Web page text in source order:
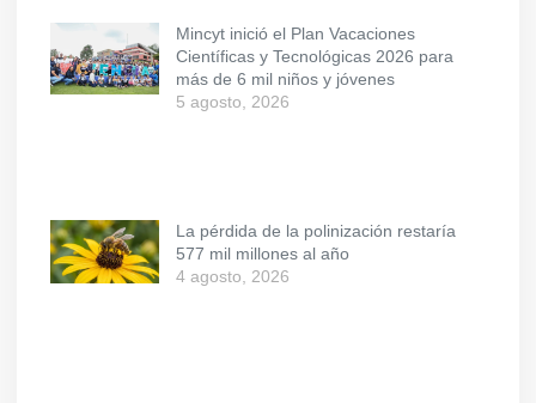
Mincyt inició el Plan Vacaciones
Científicas y Tecnológicas 2026 para
más de 6 mil niños y jóvenes
5 agosto, 2026
La pérdida de la polinización restaría
577 mil millones al año
4 agosto, 2026